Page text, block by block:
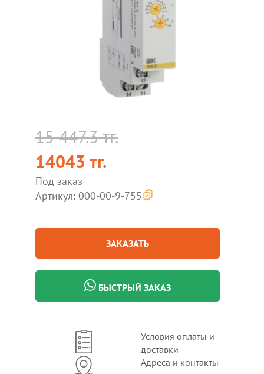
15 447.3 тг.
14043 тг.
Под заказ
Артикул: 000-00-9-755
ЗАКАЗАТЬ
БЫСТРЫЙ ЗАКАЗ
Условия оплаты и
доставки
Адреса и контакты